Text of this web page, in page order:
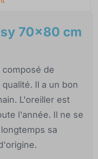
70x80 cm
composé de
Il a un bon
L'oreiller est
l'année. Il ne se
sa